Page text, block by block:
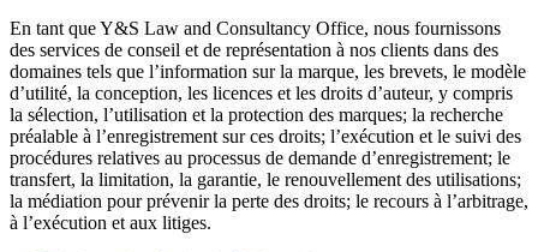
En tant que Y&S Law and Consultancy Office, nous fournissons
des services de conseil et de représentation à nos clients dans des
domaines tels que l’information sur la marque, les brevets, le modèle
d’utilité, la conception, les licences et les droits d’auteur, y compris
la sélection, l’utilisation et la protection des marques; la recherche
préalable à l’enregistrement sur ces droits; l’exécution et le suivi des
procédures relatives au processus de demande d’enregistrement; le
transfert, la limitation, la garantie, le renouvellement des utilisations;
la médiation pour prévenir la perte des droits; le recours à l’arbitrage,
à l’exécution et aux litiges.